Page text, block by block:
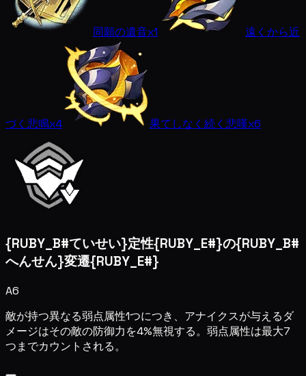
同願の遺音x1 遠くから近
づく悲鳴x4 果てしなく続く悲嘆x6
{RUBY_B#ていせい}定性{RUBY_E#}の{RUBY_B#
へんせん}変遷{RUBY_E#}
A6
敵が持つ異なる弱点属性1つにつき、アナイクスが与えるダ
メージはその敵の防御力を4%無視する。弱点属性は最大7
つまでカウントされる。